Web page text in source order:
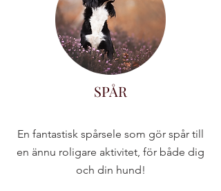
SPÅR
En fantastisk spårsele som gör spår till
en ännu roligare aktivitet, för både dig
och din hund!